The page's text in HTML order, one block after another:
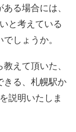
る場合には、
と考えている
しょうか。
えて頂いた、
きる、札幌駅か
説明いたしま